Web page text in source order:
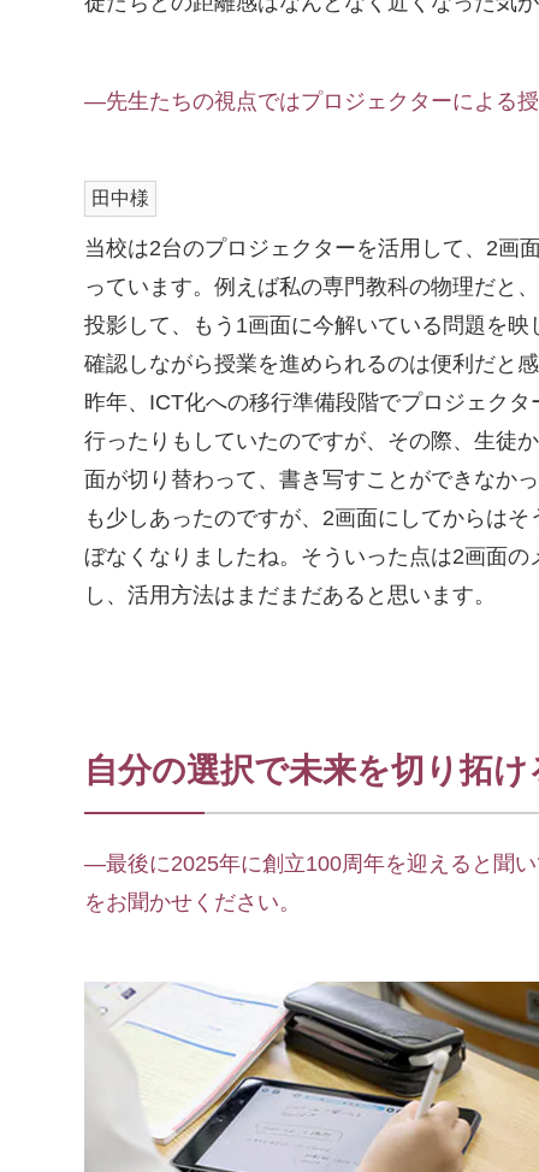
―先生たちの視点ではプロジェクターによる
田中様
当校は2台のプロジェクターを活用して、2画
っています。例えば私の専門教科の物理だと
投影して、もう1画面に今解いている問題を映
確認しながら授業を進められるのは便利だと
昨年、ICT化への移行準備段階でプロジェクタ
行ったりもしていたのですが、その際、生徒
面が切り替わって、書き写すことができなか
も少しあったのですが、2画面にしてからはそ
ぼなくなりましたね。そういった点は2画面の
し、活用方法はまだまだあると思います。
自分の選択で未来を切り拓
―最後に2025年に創立100周年を迎えると聞
をお聞かせください。